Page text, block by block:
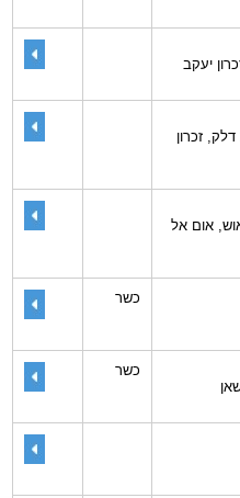
תחנת דלק, זכרון
אום אל
כשר
כשר